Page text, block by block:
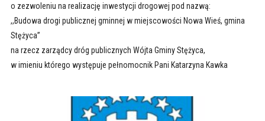
o zezwoleniu na realizację inwestycji drogowej pod nazwą:
,,Budowa drogi publicznej gminnej w miejscowości Nowa Wieś, gmina
Stężyca”
na rzecz zarządcy dróg publicznych Wójta Gminy Stężyca,
w imieniu którego występuje pełnomocnik Pani Katarzyna Kawka